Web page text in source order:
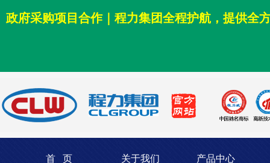
政府采购项目合作｜程力集团全程护航，提供全
首 页 关于我们 产品中心